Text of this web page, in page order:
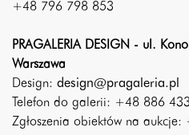
+48 796 798 853
PRAGALERIA DESIGN - ul.
Warszawa
Design: design@pragaleria.pl
Telefon do galerii: +48 886
Zgłoszenia obiektów na